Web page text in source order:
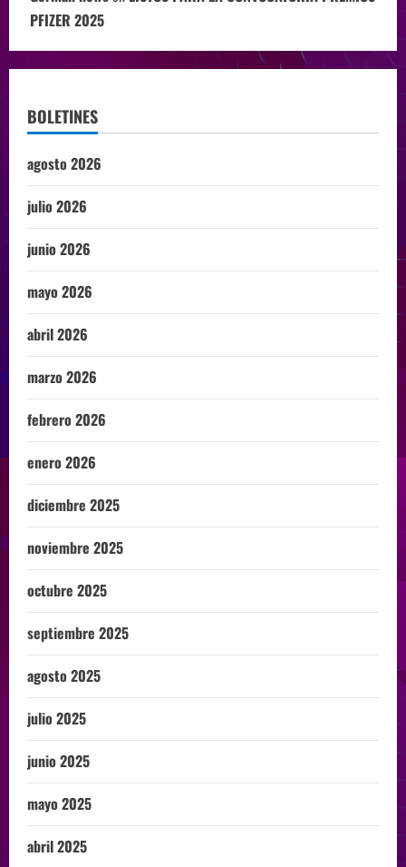
PFIZER 2025
BOLETINES
agosto 2026
julio 2026
junio 2026
mayo 2026
abril 2026
marzo 2026
febrero 2026
enero 2026
diciembre 2025
noviembre 2025
octubre 2025
septiembre 2025
agosto 2025
julio 2025
junio 2025
mayo 2025
abril 2025